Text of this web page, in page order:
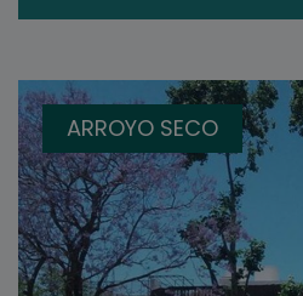
ARROYO SECO